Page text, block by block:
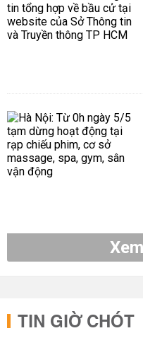
TIN GIỜ CHÓT